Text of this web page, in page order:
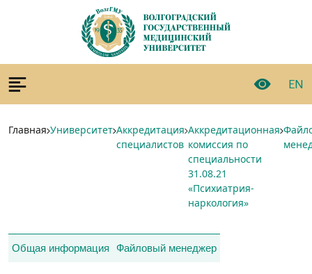
EN
Главная Университет Аккредитация
специалистов
Аккредитационная
комиссия по
специальности
31.08.21
«Психиатрия-
наркология»
Общая информация Файловый менеджер